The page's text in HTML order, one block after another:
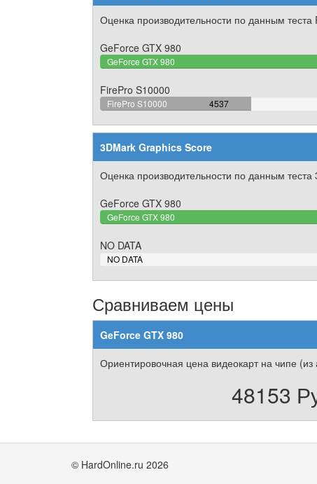
Оценка производительности по данным теста
GeForce GTX 980
GeForce GTX 980
FirePro S10000
FirePro S10000 4537
40.984643179765%
3DMark Graphics Score
Оценка производительности по данным теста
GeForce GTX 980
GeForce GTX 980
NO DATA
NO DATA
0%
Сравниваем цены
GeForce GTX 980
Ориентировочная цена видеокарт на чипе (из
48153
© HardOnline.ru 2026